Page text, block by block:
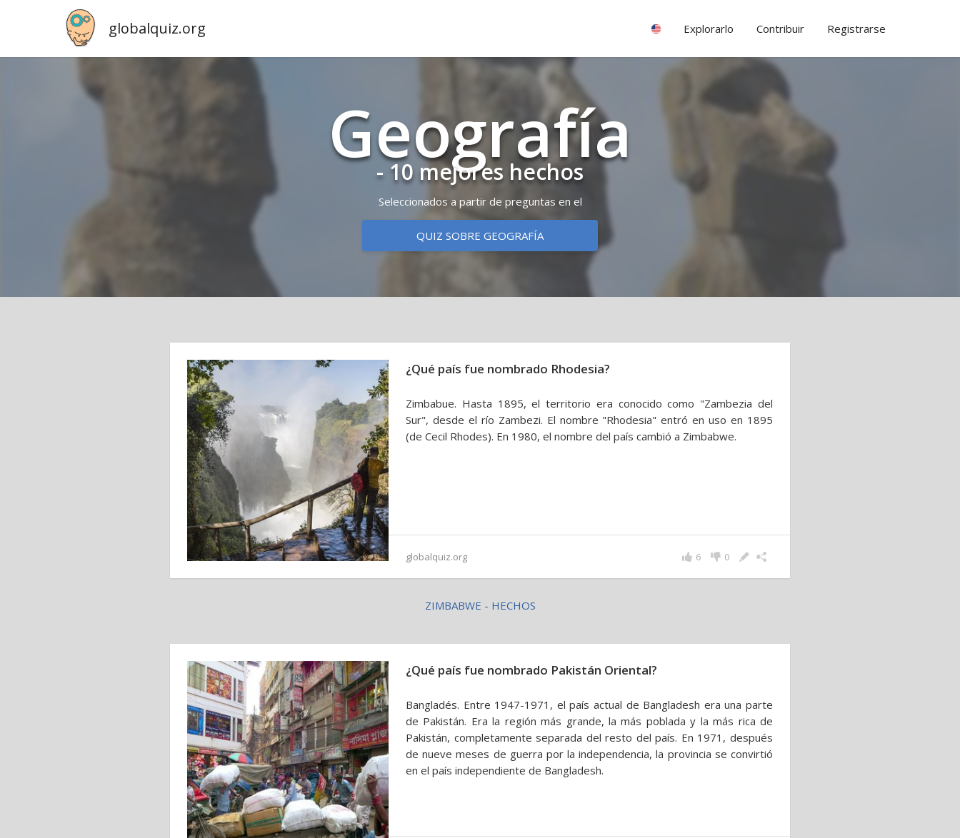
globalquiz.org Explorarlo Contribuir Registrarse
Geo­gra­fía
- 10 mejores hechos
Seleccionados a partir de preguntas en el
QUIZ SOBRE GEOGRAFÍA
¿Qué país fue nombrado Rhodesia?
Zimbabue. Hasta 1895, el territorio era conocido como "Zambezia del
Sur", desde el río Zambezi. El nombre "Rhodesia" entró en uso en 1895
(de Cecil Rhodes). En 1980, el nombre del país cambió a Zimbabwe.
globalquiz.org 0
6
ZIMBABWE - HECHOS
¿Qué país fue nombrado Pakistán Oriental?
Bangladés. Entre 1947-1971, el país actual de Bangladesh era una parte
de Pakistán. Era la región más grande, la más poblada y la más rica de
Pakistán, completamente separada del resto del país. En 1971, después
de nueve meses de guerra por la independencia, la provincia se convirtió
en el país independiente de Bangladesh.